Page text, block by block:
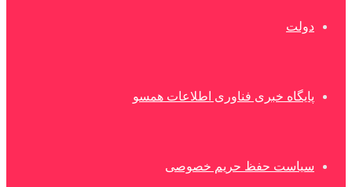
دولت
پایگاه خبری فناوری اطلاعات همسو
سیاست حفظ حریم خصوصی